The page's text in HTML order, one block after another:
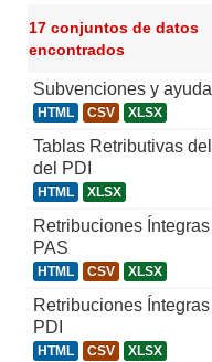
17 conjuntos de datos
encontrados
Subvenciones y
HTML CSV XLSX
Tablas Retributivas
del PDI
HTML XLSX
Retribuciones
PAS
HTML CSV XLSX
Retribuciones
PDI
HTML CSV XLSX